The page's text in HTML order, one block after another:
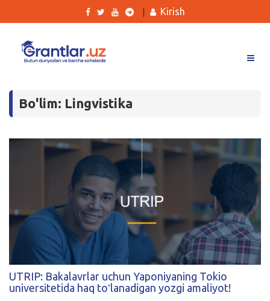
Tanlovlar
Qidirish
Kirish
Kirish
Bo'lim: Lingvistika
UTRIP: Bakalavrlar uchun Yaponiyaning Tokio
universitetida haq toʻlanadigan yozgi amaliyot!